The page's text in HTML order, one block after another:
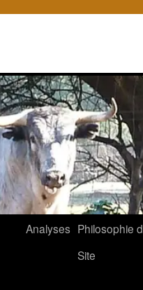
Analyses Philosophie
Site